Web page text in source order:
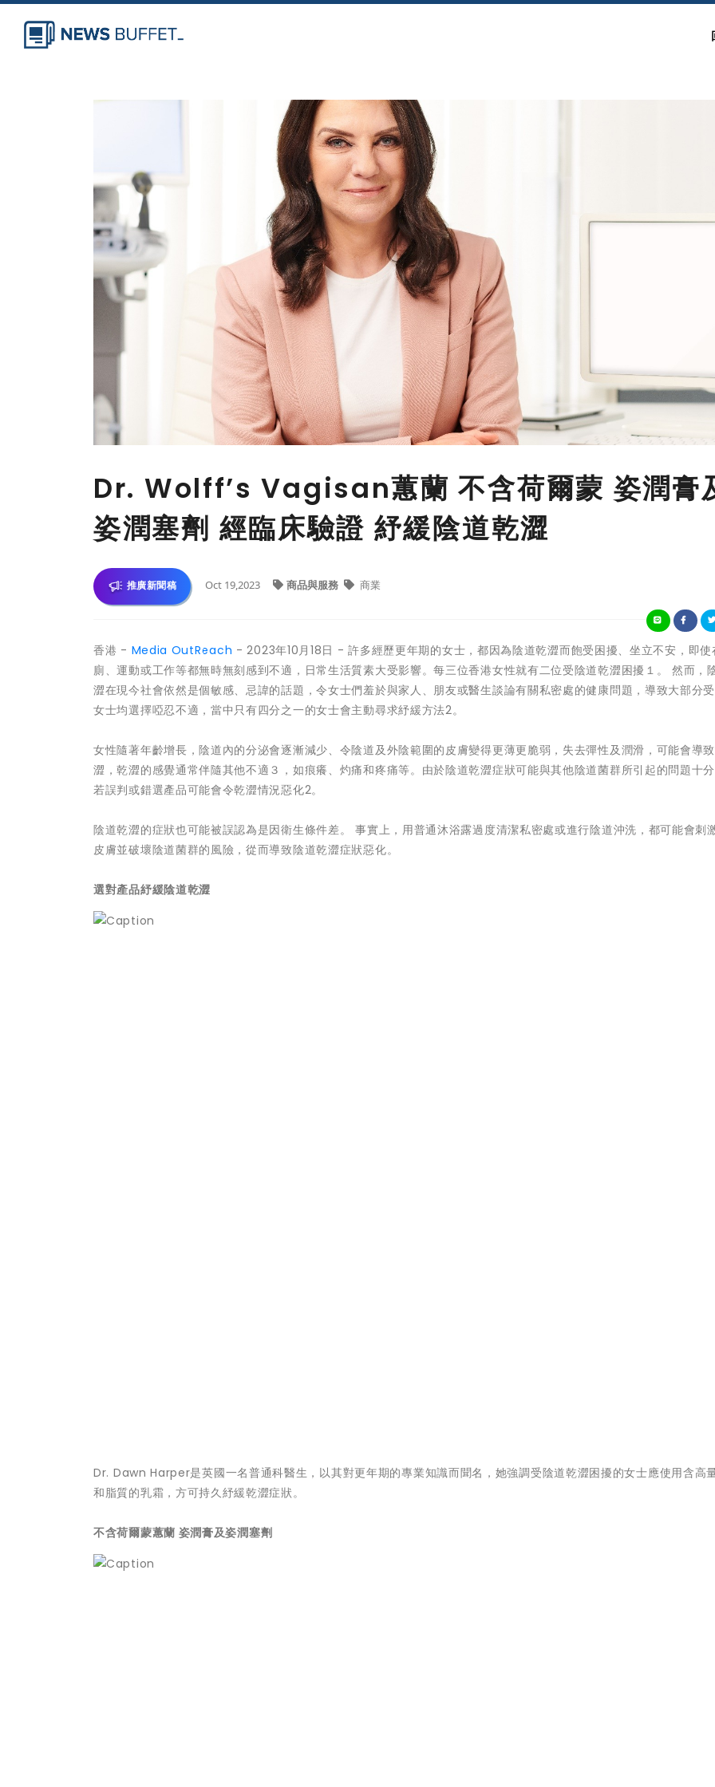
Dr. Wolff’s Vagisan蕙蘭 不含荷爾蒙 姿潤膏
姿潤塞劑 經臨床驗證 紓緩陰道乾澀
推廣新聞稿 Oct 19,2023 商品與服務 商業
香港 - Media OutReach - 2023年10月18日 - 許多經歷更年期的女士，都因為陰道乾澀而飽受困擾、坐立不安，即使
廁、運動或工作等都無時無刻感到不適，日常生活質素大受影響。每三位香港女性就有二位受陰道乾澀困擾１。 然而，
澀在現今社會依然是個敏感、忌諱的話題，令女士們羞於與家人、朋友或醫生談論有關私密處的健康問題，導致大部分
女士均選擇啞忍不適，當中只有四分之一的女士會主動尋求紓緩方法2。
女性隨著年齡增長，陰道內的分泌會逐漸減少、令陰道及外陰範圍的皮膚變得更薄更脆弱，失去彈性及潤滑，可能會導
澀，乾澀的感覺通常伴隨其他不適３，如痕癢、灼痛和疼痛等。由於陰道乾澀症狀可能與其他陰道菌群所引起的問題十
若誤判或錯選產品可能會令乾澀情況惡化2。
陰道乾澀的症狀也可能被誤認為是因衛生條件差。 事實上，用普通沐浴露過度清潔私密處或進行陰道沖洗，都可能會刺
皮膚並破壞陰道菌群的風險，從而導致陰道乾澀症狀惡化。
選對產品紓緩陰道乾澀
Dr. Dawn Harper是英國一名普通科醫生，以其對更年期的專業知識而聞名，她強調受陰道乾澀困擾的女士應使用含高
和脂質的乳霜，方可持久紓緩乾澀症狀。
不含荷爾蒙蕙蘭 姿潤膏及姿潤塞劑